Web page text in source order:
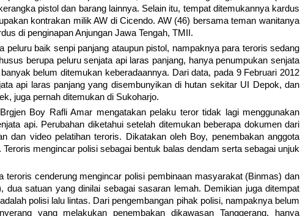
pistol dan barang lainnya. Selain itu, tempat ditemukannya kardus
kontrakan milik AW di Cicendo. AW (46) bersama teman wanitanya
di penginapan Anjungan Jawa Tengah, TMII.
peluru baik senpi panjang ataupun pistol, nampaknya para teroris sedang
berupa peluru senjata api laras panjang, hanya penumpukan senjata
belum ditemukan keberadaannya. Dari data, pada 9 Februari 2012
api laras panjang yang disembunyikan di hutan sekitar UI Depok, dan
juga pernah ditemukan di Sukoharjo.
Boy Rafli Amar mengatakan pelaku teror tidak lagi menggunakan
api. Perubahan diketahui setelah ditemukan beberapa dokumen dari
dan video pelatihan teroris. Dikatakan oleh Boy, penembakan anggota
mengincar polisi sebagai bentuk balas dendam serta sebagai unjuk
teroris cenderung mengincar polisi pembinaan masyarakat (Binmas) dan
dua satuan yang dinilai sebagai sasaran lemah. Demikian juga ditempat
polisi lalu lintas. Dari pengembangan pihak polisi, nampaknya belum
yang melakukan penembakan dikawasan Tanggerang, hanya